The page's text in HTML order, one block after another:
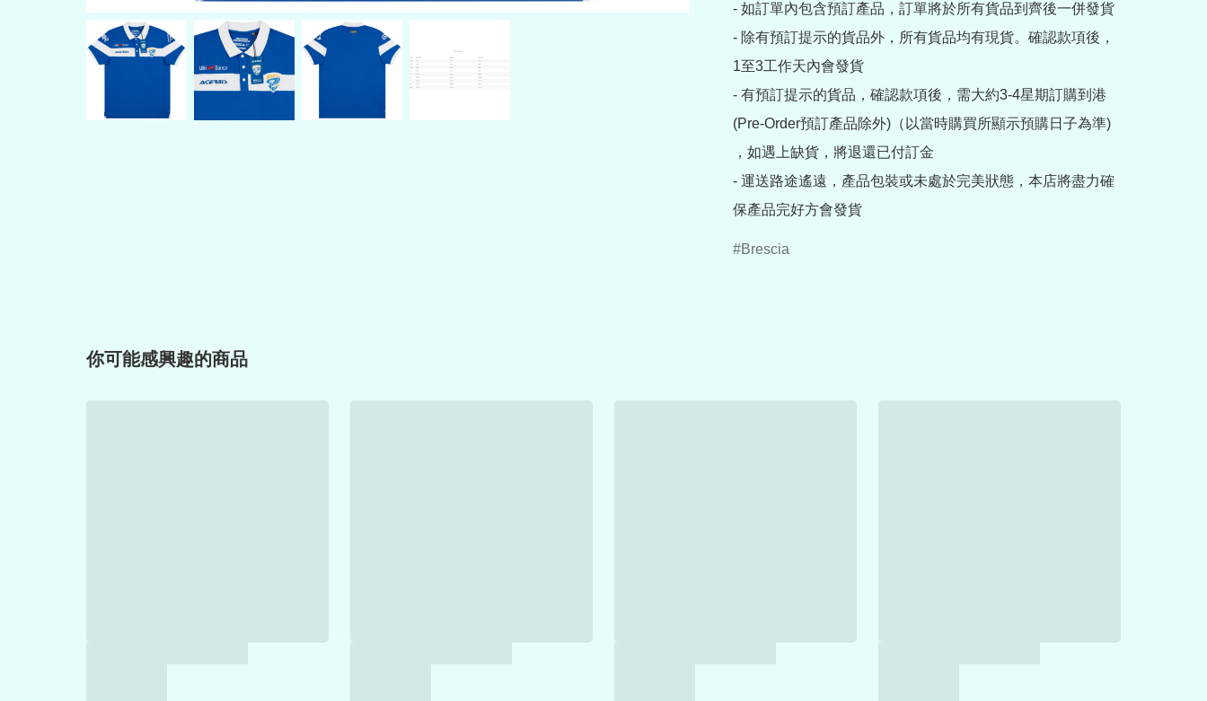
- 如訂單內包含預訂產品，訂單將於所有貨品到齊後一併發貨
- 除有預訂提示的貨品外，所有貨品均有現貨。確認款項後，
1至3工作天內會發貨
- 有預訂提示的貨品，確認款項後，需大約3-4星期訂購到港
(Pre-Order預訂產品除外)（以當時購買所顯示預購日子為準)
，如遇上缺貨，將退還已付訂金
- 運送路途遙遠，產品包裝或未處於完美狀態，本店將盡力確
保產品完好方會發貨
Brescia
你可能感興趣的商品